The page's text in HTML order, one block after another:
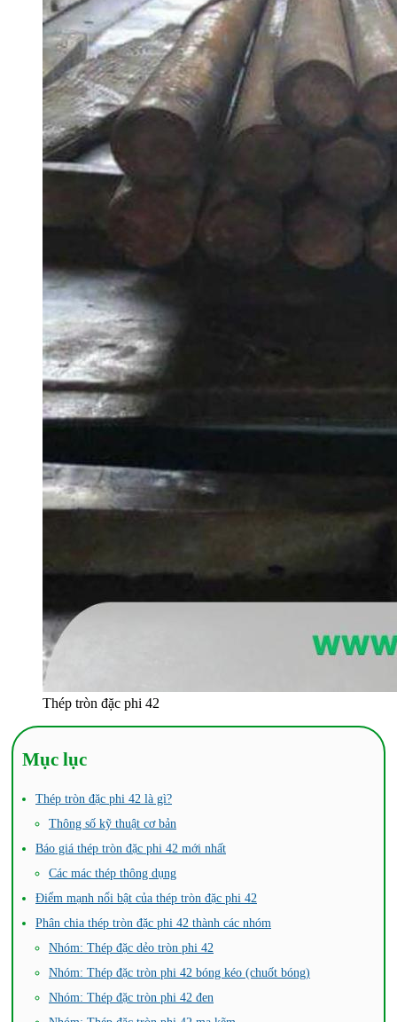
Thép tròn đặc phi 42
Mục lục
Thép tròn đặc phi 42 là gì?
Thông số kỹ thuật cơ bản
Báo giá thép tròn đặc phi 42 mới nhất
Các mác thép thông dụng
Điểm mạnh nổi bật của thép tròn đặc phi 42
Phân chia thép tròn đặc phi 42 thành các nhóm
Nhóm: Thép đặc dẻo tròn phi 42
Nhóm: Thép đặc tròn phi 42 bóng kéo (chuốt bóng)
Nhóm: Thép đặc tròn phi 42 đen